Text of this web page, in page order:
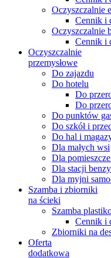
Oczyszczalnie
Cennik i
Oczyszczalnie
Cennik i
Oczyszczalnie
przemysłowe
Do zajazdu
Do hotelu
Do
Do
Do punktów
Do szkół i
Do hal i
Dla małych wsi
Dla
Dla stacji
Dla myjni
Szamba i zbiorniki
na ścieki
Szamba
Cennik i
Zbiorniki na
Oferta
dodatkowa